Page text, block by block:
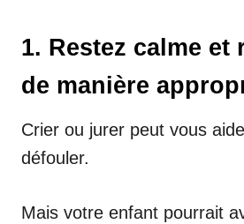
1. Restez calme et
de manière
Crier ou jurer peut vous
défouler.
Mais votre enfant pourrait